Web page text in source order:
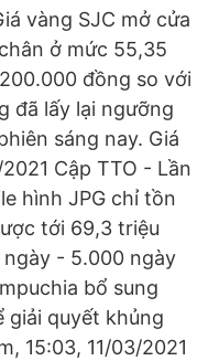
vàng SJC mở cửa
ở mức 55,35
đồng so với
đã lấy lại ngưỡng
sáng nay. Giá
Cập TTO - Lần
hình JPG chỉ tồn
tới 69,3 triệu
ngày - 5.000 ngày
bổ sung
giải quyết khủng
15:03, 11/03/2021